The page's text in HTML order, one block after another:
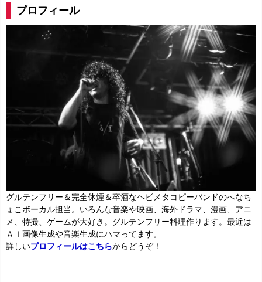
プロフィール
グルテンフリー＆完全休煙＆卒酒なヘビメタコピーバンドのへなち
ょこボーカル担当。いろんな音楽や映画、海外ドラマ、漫画、アニ
メ、特撮、ゲームが大好き。グルテンフリー料理作ります。最近は
ＡＩ画像生成や音楽生成にハマってます。
詳しいプロフィールはこちらからどうぞ！